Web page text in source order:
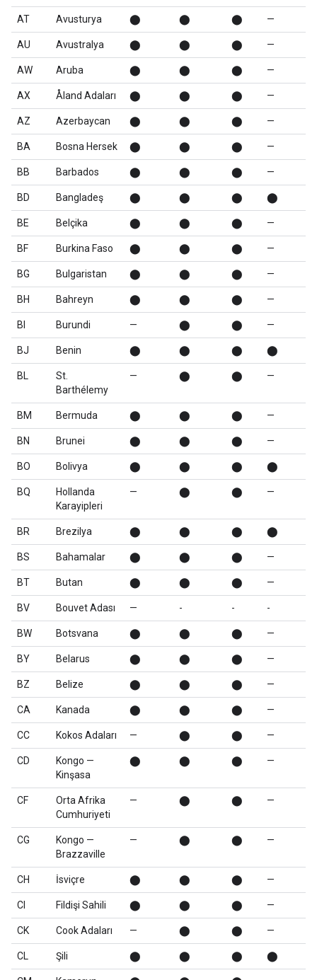
AT Avusturya ⬤ ⬤ ⬤ —
AU Avustralya ⬤ ⬤ ⬤ —
AW Aruba ⬤ ⬤ ⬤ —
AX Åland Adaları ⬤ ⬤ ⬤ —
AZ Azerbaycan ⬤ ⬤ ⬤ —
BA Bosna Hersek ⬤ ⬤ ⬤ —
BB Barbados ⬤ ⬤ ⬤ —
BD Bangladeş ⬤ ⬤ ⬤ ⬤
BE Belçika ⬤ ⬤ ⬤ —
BF Burkina Faso ⬤ ⬤ ⬤ —
BG Bulgaristan ⬤ ⬤ ⬤ —
BH Bahreyn ⬤ ⬤ ⬤ —
BI Burundi — ⬤ ⬤ —
BJ Benin ⬤ ⬤ ⬤ ⬤
BL
St.
Barthélemy
— ⬤ ⬤ —
BM Bermuda ⬤ ⬤ ⬤ —
BN Brunei ⬤ ⬤ ⬤ —
BO Bolivya ⬤ ⬤ ⬤ ⬤
BQ
Hollanda
Karayipleri
— ⬤ ⬤ —
BR Brezilya ⬤ ⬤ ⬤ ⬤
BS Bahamalar ⬤ ⬤ ⬤ —
BT Butan ⬤ ⬤ ⬤ —
BV Bouvet Adası — - - -
BW Botsvana ⬤ ⬤ ⬤ —
BY Belarus ⬤ ⬤ ⬤ —
BZ Belize ⬤ ⬤ ⬤ —
CA Kanada ⬤ ⬤ ⬤ —
CC Kokos Adaları — ⬤ ⬤ —
CD
Kongo —
Kinşasa
⬤ ⬤ ⬤ —
CF
Orta Afrika
Cumhuriyeti
— ⬤ ⬤ —
CG
Kongo —
Brazzaville
— ⬤ ⬤ —
CH İsviçre ⬤ ⬤ ⬤ —
CI Fildişi Sahili ⬤ ⬤ ⬤ —
CK Cook Adaları — ⬤ ⬤ —
CL Şili ⬤ ⬤ ⬤ ⬤